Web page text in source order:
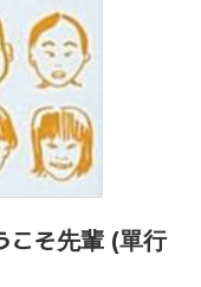
こそ先輩 (單行